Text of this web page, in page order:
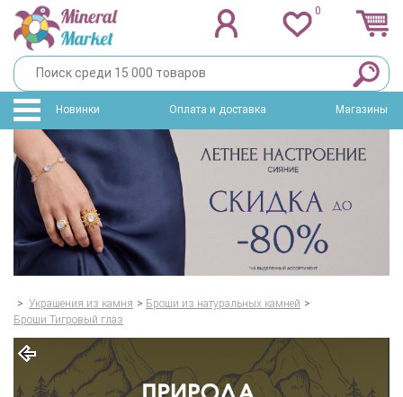
0
Новинки Оплата и доставка Магазины
> Украшения из камня > Броши из натуральных камней >
Броши Тигровый глаз